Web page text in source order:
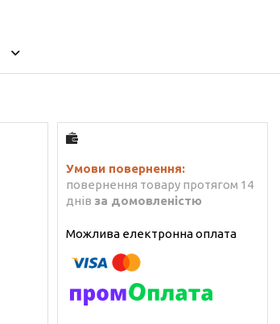
повернення товару протягом 14
днів за домовленістю